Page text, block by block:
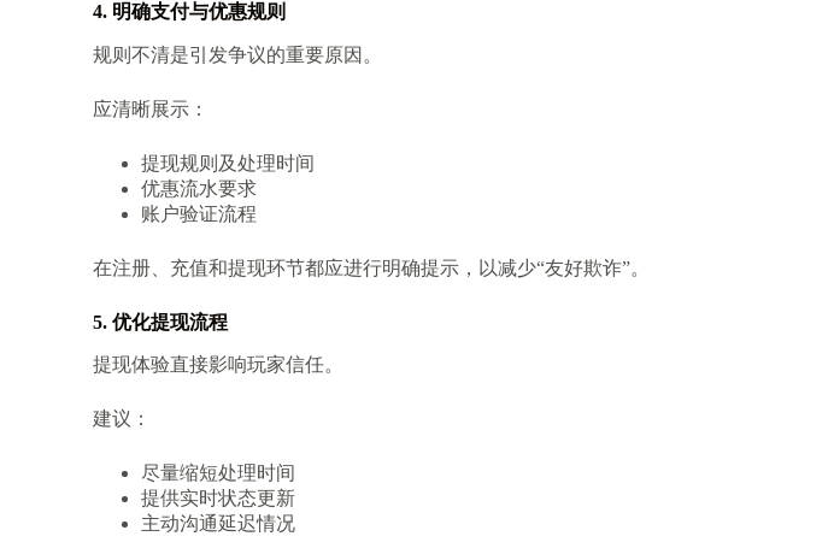
4. 明确支付与优惠规则
规则不清是引发争议的重要原因。
应清晰展示：
提现规则及处理时间
优惠流水要求
账户验证流程
在注册、充值和提现环节都应进行明确提示，以减少“友好欺诈”。
5. 优化提现流程
提现体验直接影响玩家信任。
建议：
尽量缩短处理时间
提供实时状态更新
主动沟通延迟情况